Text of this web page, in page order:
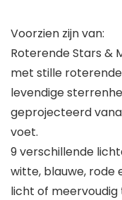
Voorzien zijn van:
Roterende Stars &
met stille
levendige
geprojecteerd
voet.
9 verschillende
witte, blauwe, rode
licht of